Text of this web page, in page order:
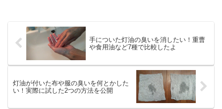
手についた灯油の臭いを消したい！重曹
や食用油など7種で比較したよ
灯油が付いた布や服の臭いを何とかした
い！実際に試した2つの方法を公開